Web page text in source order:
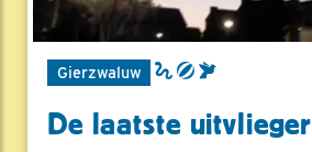
Gierzwaluw
De laatste uitvlieger